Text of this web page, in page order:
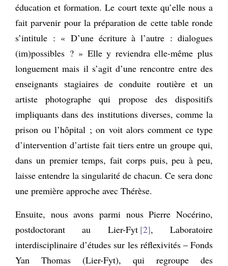
éducation et formation. Le court texte qu’elle nous a
fait parvenir pour la préparation de cette table ronde
s’intitule : « D’une écriture à l’autre : dialogues
(im)possibles ? » Elle y reviendra elle-même plus
longuement mais il s’agit d’une rencontre entre des
enseignants stagiaires de conduite routière et un
artiste photographe qui propose des dispositifs
impliquants dans des institutions diverses, comme la
prison ou l’hôpital ; on voit alors comment ce type
d’intervention d’artiste fait tiers entre un groupe qui,
dans un premier temps, fait corps puis, peu à peu,
laisse entendre la singularité de chacun. Ce sera donc
une première approche avec Thérèse.
Ensuite, nous avons parmi nous Pierre Nocérino,
postdoctorant au Lier-Fyt 2 , Laboratoire
interdisciplinaire d’études sur les réflexivités – Fonds
Yan Thomas (Lier-Fyt), qui regroupe des